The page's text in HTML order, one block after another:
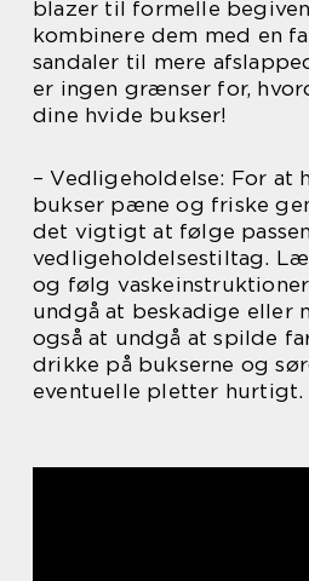
blazer til formelle
kombinere dem med en
sandaler til mere
er ingen grænser for,
dine hvide bukser!
– Vedligeholdelse: For at
bukser pæne og friske
det vigtigt at følge
vedligeholdelsestiltag.
og følg
undgå at beskadige eller
også at undgå at spilde
drikke på bukserne og
eventuelle pletter hurtigt.